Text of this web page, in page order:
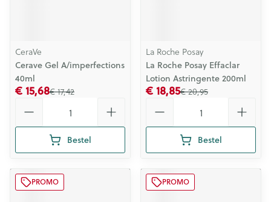
CeraVe
Cerave Gel A/imperfections
40ml
€ 17,42
€ 15,68
Bestel
La Roche Posay
La Roche Posay Effaclar
Lotion Astringente 200ml
€ 20,95
€ 18,85
Bestel
PROMO PROMO